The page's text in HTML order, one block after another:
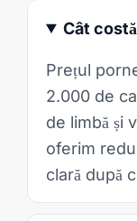
Cât
Prețul
2.000 de
de limbă și
oferim
clară după